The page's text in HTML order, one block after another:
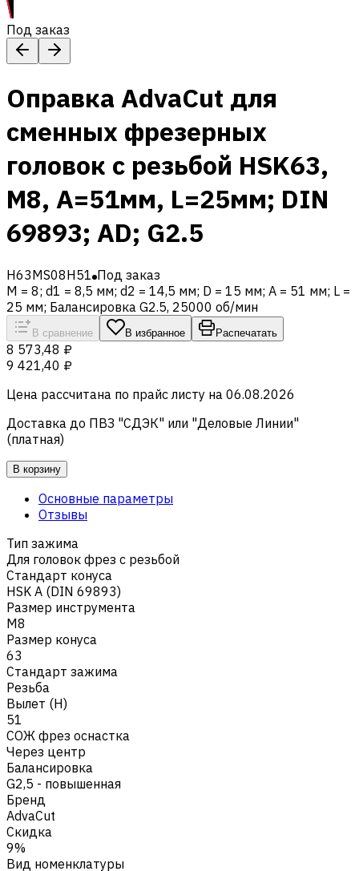
Под заказ
Оправка AdvaCut для
сменных фрезерных
головок с резьбой HSK63,
M8, A=51мм, L=25мм; DIN
69893; AD; G2.5
H63MS08H51 Под заказ
M = 8; d1 = 8,5 мм; d2 = 14,5 мм; D = 15 мм; A = 51 мм; L =
25 мм; Балансировка G2.5, 25000 об/мин
В сравнение В избранное Распечатать
8 573,48 ₽
9 421,40 ₽
Цена рассчитана по прайс листу на 06.08.2026
Доставка до ПВЗ "СДЭК" или "Деловые Линии"
(платная)
В корзину
Основные параметры
Отзывы
Тип зажима
Для головок фрез с резьбой
Стандарт конуса
HSK A (DIN 69893)
Размер инструмента
M8
Размер конуса
63
Стандарт зажима
Резьба
Вылет (H)
51
СОЖ фрез оснастка
Через центр
Балансировка
G2,5 - повышенная
Бренд
AdvaCut
Скидка
9%
Вид номенклатуры